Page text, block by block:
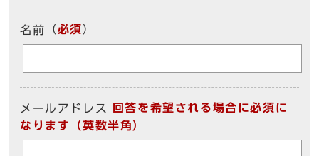
名前 （必須）
メールアドレス
回答を希望される場合に必須に
なります（英数半角）